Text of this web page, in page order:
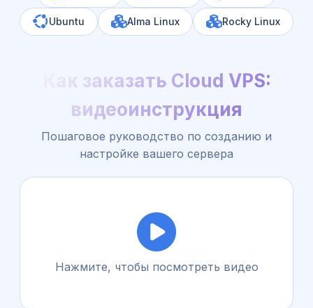
Ubuntu Alma Linux Rocky Linux
Как заказать Cloud VPS:
видеоинструкция
Пошаговое руководство по созданию и
настройке вашего сервера
Нажмите, чтобы посмотреть видео